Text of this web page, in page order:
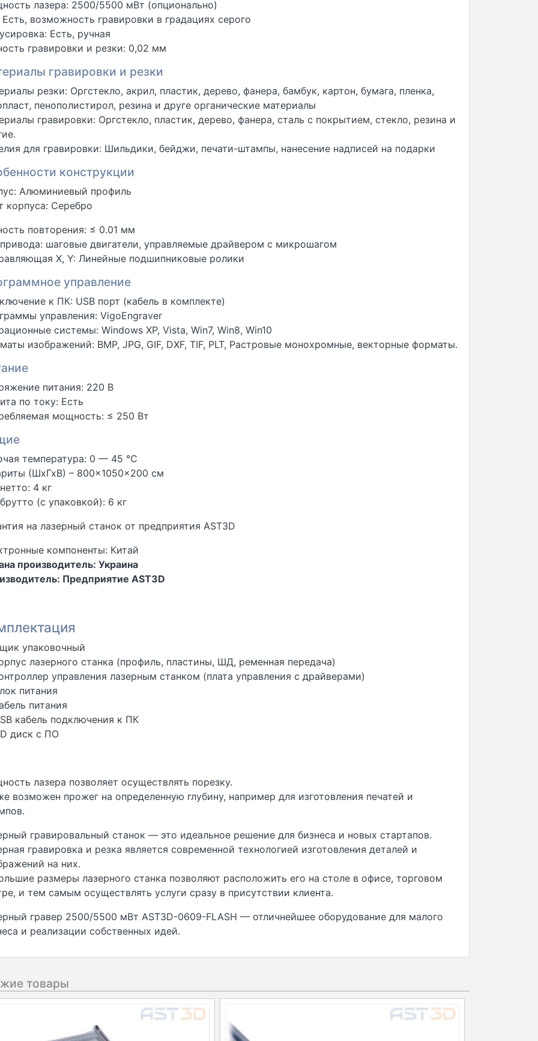
лазера: 2500/5500 мВт (опционально)
Есть, возможность гравировки в градациях серого
Есть, ручная
гравировки и резки: 0,02 мм
гравировки и резки
резки: Оргстекло, акрил, пластик, дерево, фанера, бамбук, картон, бумага, пленка,
пенополистирол, резина и друге органические материалы
гравировки: Оргстекло, пластик, дерево, фанера, сталь с покрытием, стекло, резина и
для гравировки: Шильдики, бейджи, печати-штампы, нанесение надписей на подарки
конструкции
Алюминиевый профиль
корпуса: Серебро
повторения: ≤ 0.01 мм
шаговые двигатели, управляемые драйвером с микрошагом
X, Y: Линейные подшипниковые ролики
управление
к ПК: USB порт (кабель в комплекте)
управления: VigoEngraver
системы: Windows XP, Vista, Win7, Win8, Win10
изображений: BMP, JPG, GIF, DXF, TIF, PLT, Растровые монохромные, векторные форматы.
питания: 220 В
по току: Есть
мощность: ≤ 250 Вт
температура: 0 — 45 °C
(ШхГхВ) – 800×1050×200 см
4 кг
(с упаковкой): 6 кг
на лазерный станок от предприятия AST3D
компоненты: Китай
производитель: Украина
Предприятие AST3D
упаковочный
лазерного станка (профиль, пластины, ШД, ременная передача)
управления лазерным станком (плата управления с драйверами)
питания
питания
кабель подключения к ПК
диск с ПО
лазера позволяет осуществлять порезку.
возможен прожег на определенную глубину, например для изготовления печатей и
гравировальный станок — это идеальное решение для бизнеса и новых стартапов.
гравировка и резка является современной технологией изготовления деталей и
на них.
размеры лазерного станка позволяют расположить его на столе в офисе, торговом
и тем самым осуществлять услуги сразу в присутствии клиента.
гравер 2500/5500 мВт AST3D-0609-FLASH — отличнейшее оборудование для малого
и реализации собственных идей.
товары